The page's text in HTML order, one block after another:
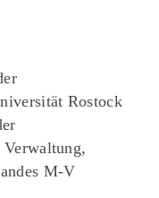
Rostock
M-V